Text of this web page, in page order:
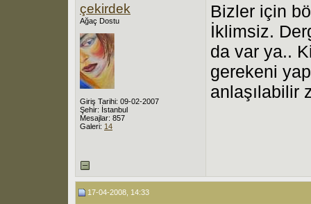
çekirdek
Ağaç Dostu
Giriş Tarihi: 09-02-2007
Şehir: İstanbul
Mesajlar: 857
Galeri: 14
Bizler için
İklimsiz.
da var ya..
gerekeni
anlaşılabilir
17-04-2008, 14:33